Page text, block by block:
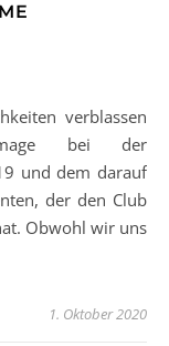
bei der
und dem darauf
der den Club
Obwohl wir uns
1. Oktober 2020